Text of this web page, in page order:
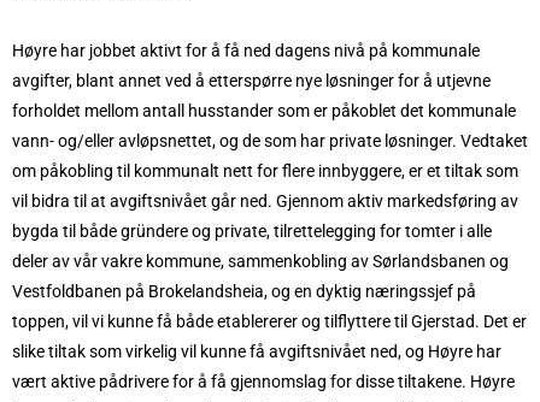
Høyre har jobbet aktivt for å få ned dagens nivå på kommunale
avgifter, blant annet ved å etterspørre nye løsninger for å utjevne
forholdet mellom antall husstander som er påkoblet det kommunale
vann- og/eller avløpsnettet, og de som har private løsninger. Vedtaket
om påkobling til kommunalt nett for flere innbyggere, er et tiltak som
vil bidra til at avgiftsnivået går ned. Gjennom aktiv markedsføring av
bygda til både gründere og private, tilrettelegging for tomter i alle
deler av vår vakre kommune, sammenkobling av Sørlandsbanen og
Vestfoldbanen på Brokelandsheia, og en dyktig næringssjef på
toppen, vil vi kunne få både etablererer og tilflyttere til Gjerstad. Det er
slike tiltak som virkelig vil kunne få avgiftsnivået ned, og Høyre har
vært aktive pådrivere for å få gjennomslag for disse tiltakene. Høyre